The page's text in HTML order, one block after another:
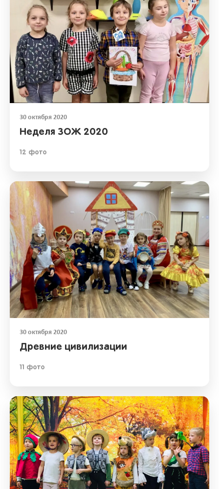
30 октября 2020
Неделя ЗОЖ 2020
12 фото
30 октября 2020
Древние цивилизации
11 фото